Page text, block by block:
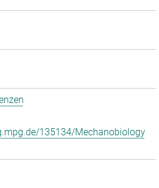
135134/Mechanobiology